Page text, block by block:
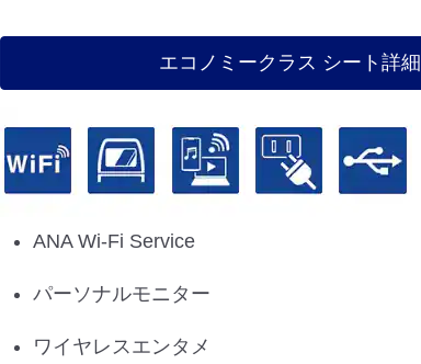
エコノミークラス シート詳細
ANA Wi-Fi Service
パーソナルモニター
ワイヤレスエンタメ